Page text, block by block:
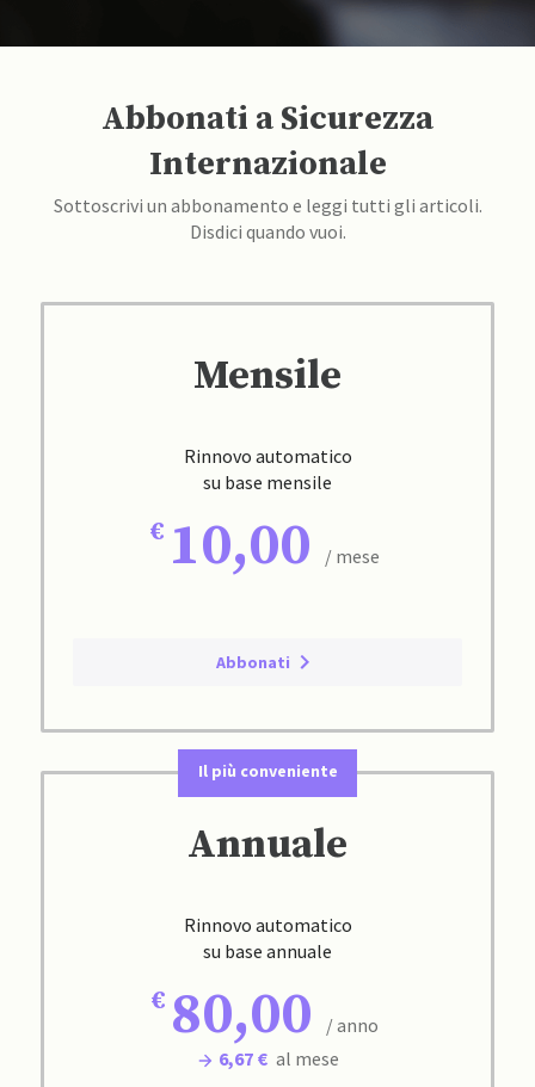
Abbonati a Sicurezza
Internazionale
Sottoscrivi un abbonamento e leggi tutti gli articoli.
Disdici quando vuoi.
Mensile
Rinnovo automatico
su base mensile
10,00 / mese
Abbonati
Il più conveniente
Annuale
Rinnovo automatico
su base annuale
80,00
/ anno
6,67 € al mese